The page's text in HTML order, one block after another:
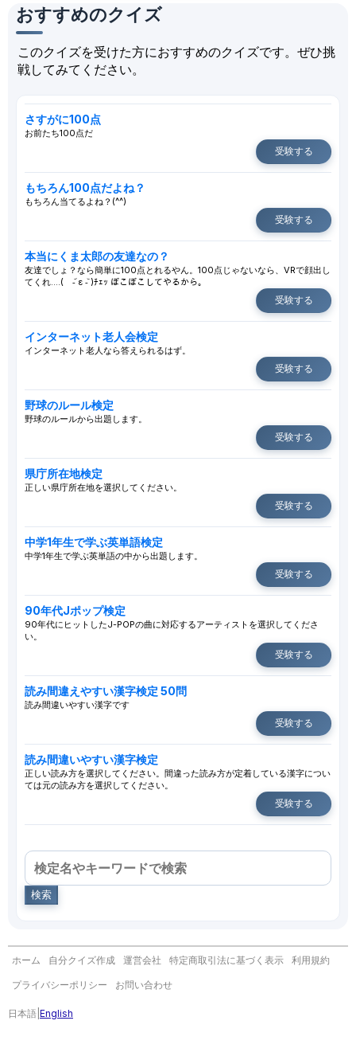
おすすめのクイズ
このクイズを受けた方におすすめのクイズです。ぜひ挑
戦してみてください。
さすがに100点
お前たち100点だ
受験する
もちろん100点だよね？
もちろん当てるよね？(^^)
受験する
本当にくま太郎の友達なの？
友達でしょ？なら簡単に100点とれるやん。100点じゃないなら、VRで顔出し
てくれ....( -᷄ ε -᷅ )ﾁｪｯ ぼこぼこしてやるから。
受験する
インターネット老人会検定
インターネット老人なら答えられるはず。
受験する
野球のルール検定
野球のルールから出題します。
受験する
県庁所在地検定
正しい県庁所在地を選択してください。
受験する
中学1年生で学ぶ英単語検定
中学1年生で学ぶ英単語の中から出題します。
受験する
90年代Jポップ検定
90年代にヒットしたJ-POPの曲に対応するアーティストを選択してくださ
い。
受験する
読み間違えやすい漢字検定 50問
読み間違いやすい漢字です
受験する
読み間違いやすい漢字検定
正しい読み方を選択してください。間違った読み方が定着している漢字につい
ては元の読み方を選択してください。
受験する
検索
ホーム 自分クイズ作成 運営会社 特定商取引法に基づく表示 利用規約
プライバシーポリシー お問い合わせ
日本語 English